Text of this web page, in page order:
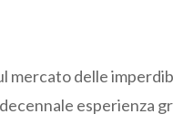
mercato delle
esperienza